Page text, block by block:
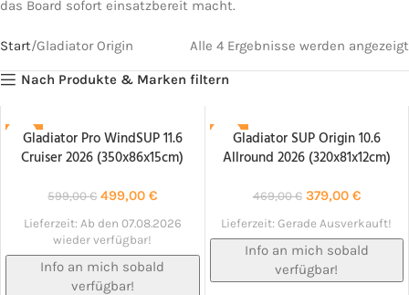
das Board sofort einsatzbereit macht.
Start Gladiator Origin Alle 4 Ergebnisse werden angezeigt
Nach Produkte & Marken filtern
-17%
NACHBESTELLT!
Gladiator Pro WindSUP 11.6
Cruiser 2026 (350x86x15cm)
599,00€ 499,00€
Lieferzeit: Ab den 07.08.2026
wieder verfügbar!
Info an mich sobald
verfügbar!
-19%
NACHBESTELLT!
Gladiator SUP Origin 10.6
Allround 2026 (320x81x12cm)
469,00€ 379,00 €
Lieferzeit:Gerade Ausverkauft!
Info an mich sobald
verfügbar!